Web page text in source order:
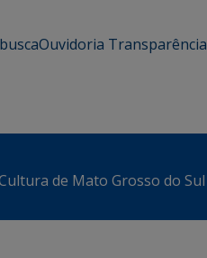
Ouvidoria Transparência
de Mato Grosso do Sul